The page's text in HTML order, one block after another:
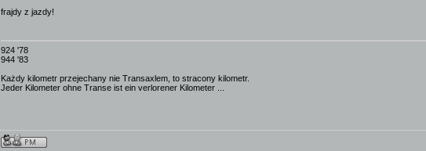
frajdy z jazdy!
924 '78
944 '83
Każdy kilometr przejechany nie Transaxlem, to stracony kilometr.
Jeder Kilometer ohne Transe ist ein verlorener Kilometer ...